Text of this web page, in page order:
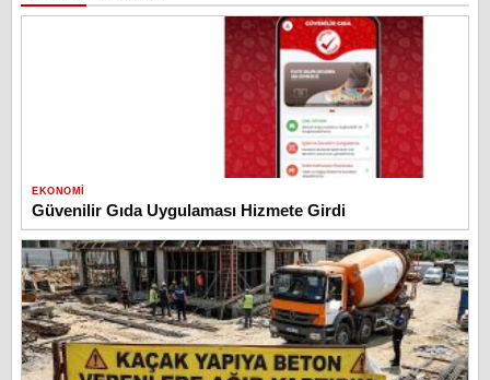
EKONOMI
Güvenilir Gıda Uygulaması Hizmete Girdi